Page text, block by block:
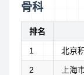
骨科
排名
1 北京
2 上海